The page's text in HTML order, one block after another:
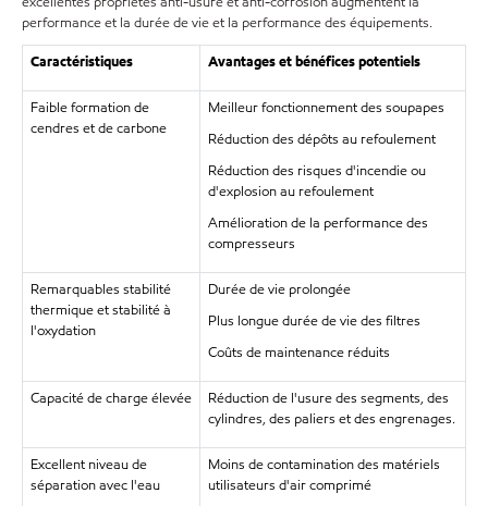
performance et la durée de vie et la performance des équipements.
Caractéristiques
Avantages et bénéfices potentiels
Faible formation de
cendres et de carbone
Meilleur fonctionnement des soupapes
Réduction des dépôts au refoulement
Réduction des risques d'incendie ou
d'explosion au refoulement
Amélioration de la performance des
compresseurs
Remarquables stabilité
thermique et stabilité à
l'oxydation
Durée de vie prolongée
Plus longue durée de vie des filtres
Coûts de maintenance réduits
Capacité de charge élevée
Réduction de l'usure des segments, des
cylindres, des paliers et des engrenages.
Excellent niveau de
séparation avec l'eau
Moins de contamination des matériels
utilisateurs d'air comprimé